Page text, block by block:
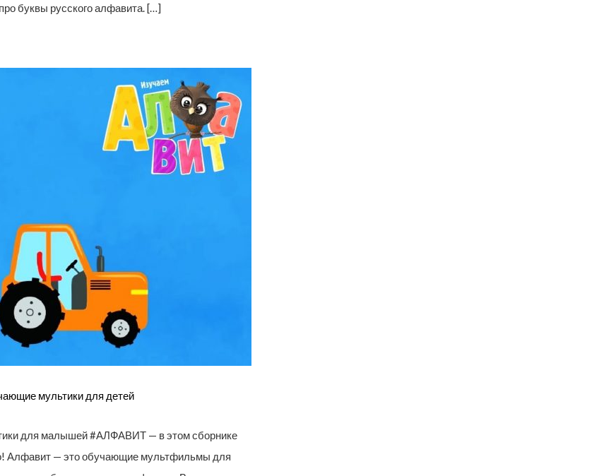
буквы русского алфавита. […]
мультики для детей
для малышей #АЛФАВИТ — в этом сборнике
Алфавит — это обучающие мультфильмы для